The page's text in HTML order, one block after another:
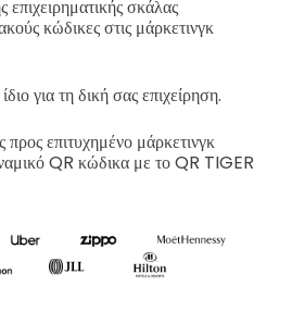
σκάλας
κώδικες στις μάρκετινγκ
για τη δική σας επιχείρηση.
προς επιτυχημένο μάρκετινγκ
QR κώδικα με το QR TIGER